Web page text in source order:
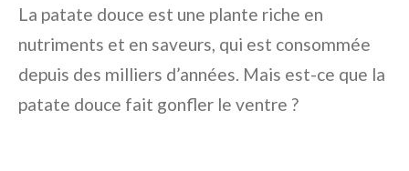
La patate douce est une plante riche en
nutriments et en saveurs, qui est consommée
depuis des milliers d’années. Mais est-ce que la
patate douce fait gonfler le ventre ?